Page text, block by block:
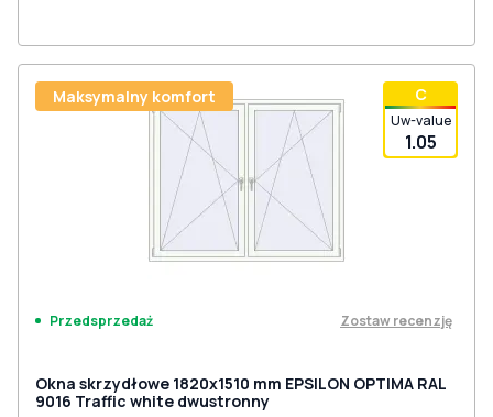
С
Uw-value
1.05
Maksymalny komfort
Przedsprzedaż Zostaw recenzję
Okna skrzydłowe 1820x1510 mm EPSILON OPTIMA RAL
9016 Traffic white dwustronny